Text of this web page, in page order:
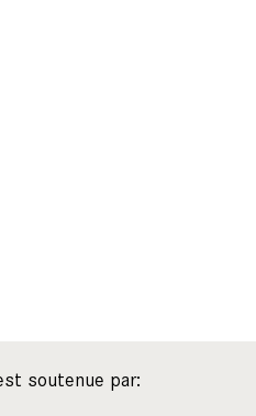
soutenue par: